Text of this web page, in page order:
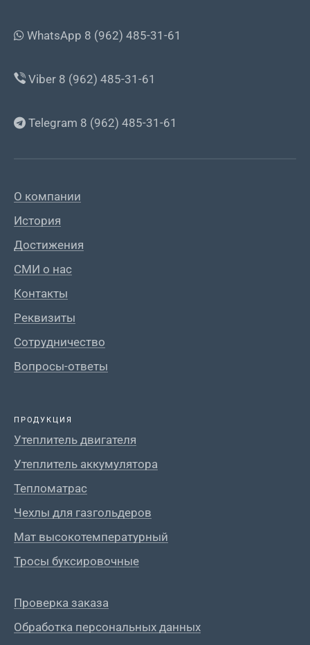
WhatsApp 8 (962) 485-31-61
Viber 8 (962) 485-31-61
Telegram 8 (962) 485-31-61
О компании
История
Достижения
СМИ о нас
Контакты
Реквизиты
Сотрудничество
Вопросы-ответы
ПРОДУКЦИЯ
Утеплитель двигателя
Утеплитель аккумулятора
Тепломатрас
Чехлы для газгольдеров
Мат высокотемпературный
Тросы буксировочные
Проверка заказа
Обработка персональных данных